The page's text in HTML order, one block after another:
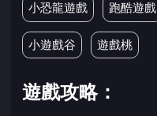
小恐龍遊戲 跑酷遊戲
小遊戲谷 遊戲桃
遊戲攻略：